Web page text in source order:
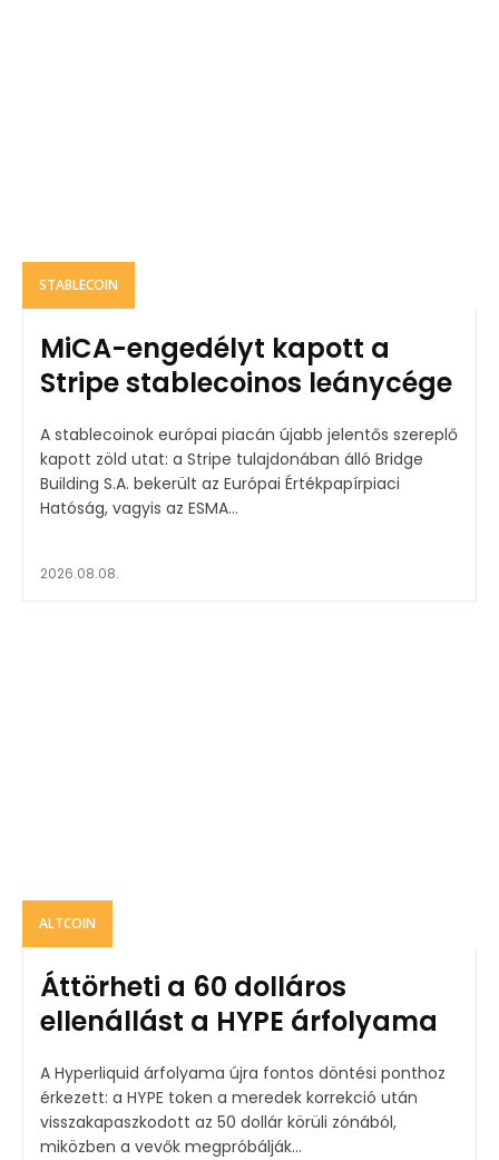
STABLECOIN
MiCA-engedélyt kapott a
Stripe stablecoinos leánycége
A stablecoinok európai piacán újabb jelentős szereplő
kapott zöld utat: a Stripe tulajdonában álló Bridge
Building S.A. bekerült az Európai Értékpapírpiaci
Hatóság, vagyis az ESMA...
2026.08.08.
ALTCOIN
Áttörheti a 60 dolláros
ellenállást a HYPE árfolyama
A Hyperliquid árfolyama újra fontos döntési ponthoz
érkezett: a HYPE token a meredek korrekció után
visszakapaszkodott az 50 dollár körüli zónából,
miközben a vevők megpróbálják...